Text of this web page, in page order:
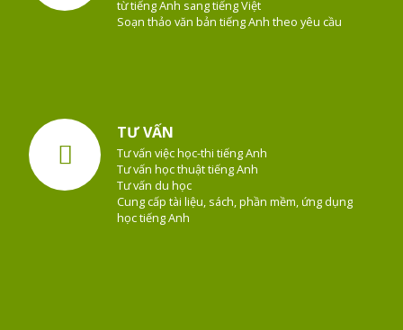
từ tiếng Anh sang tiếng Việt
Soạn thảo văn bản tiếng Anh theo yêu cầu
TƯ VẤN
Tư vấn việc học-thi tiếng Anh
Tư vấn học thuật tiếng Anh
Tư vấn du học
Cung cấp tài liệu, sách, phần mềm, ứng dụng
học tiếng Anh